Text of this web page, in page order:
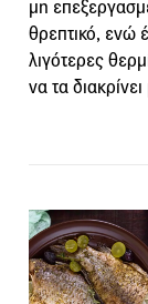
μη
θρεπτικό, ενώ
λιγότερες
να τα